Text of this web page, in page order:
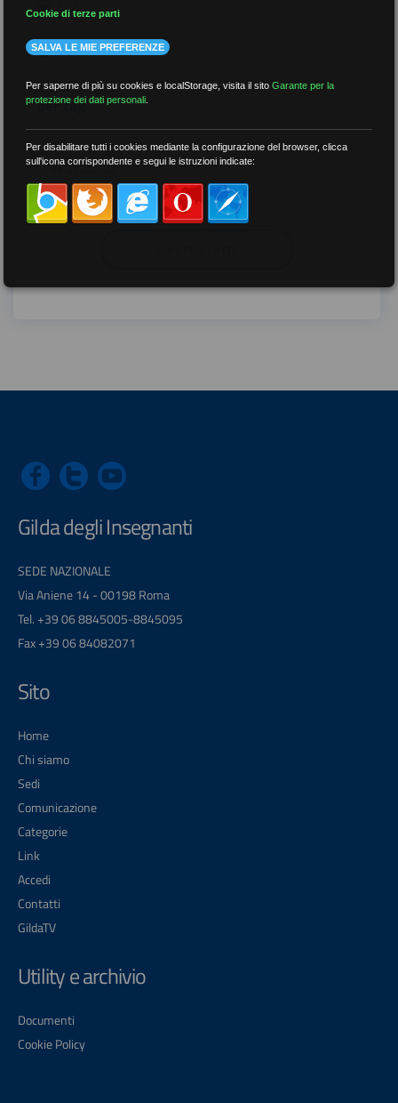
Gallery
Tutti
per tag
##DS ##FGU ##Gilda
##audoizioni
##autonomia
Gilda degli Insegnanti
SEDE NAZIONALE
Via Aniene 14 - 00198 Roma
Tel. +39 06 8845005-8845095
Fax +39 06 84082071
Sito
Home
Chi siamo
Sedi
Comunicazione
Categorie
Link
Accedi
Contatti
GildaTV
Utility e archivio
Documenti
Cookie Policy
Cookie di terze parti
SALVA LE MIE PREFERENZE
Per saperne di più su cookies e localStorage, visita il sitoGarante per la
protezione dei dati personali.
Per disabilitare tutti i cookies mediante la configurazione del browser, clicca
sull'icona corrispondente e segui le istruzioni indicate: